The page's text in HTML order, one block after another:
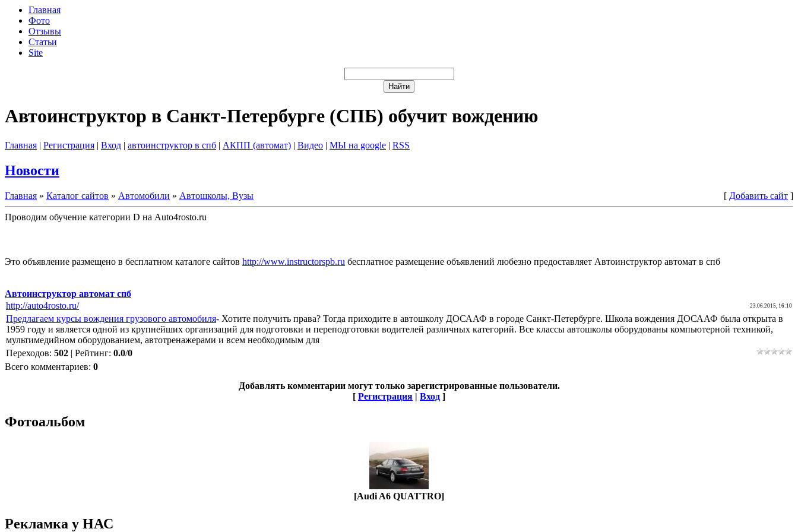
Главная
Фото
Отзывы
Статьи
Site
Автоинструктор в Санкт-Петербурге (СПБ) обучит вождению
Главная | Регистрация | Вход | автоинструктор в спб | АКПП (автомат) | Видео | МЫ на google | RSS
Новости
Главная » Каталог сайтов » Автомобили » Автошколы, Вузы [ Добавить сайт ]
Проводим обучение категории D на Auto4rosto.ru
Это объявление размещено в бесплатном каталоге сайтов http://www.instructorspb.ru бесплатное размещение объявлений любезно предоставляет Автоинструктор автомат в спб
Автоинструктор автомат спб
http://auto4rosto.ru/
23.06.2015, 16:10
Предлагаем курсы вождения грузового автомобиля- Хотите получить права? Тогда приходите в автошколу ДОСААФ в городе Санкт-Петербурге. Школа вождения ДОСААФ была открыта в
1959 году и является одной из крупнейших организаций для подготовки и переподготовки водителей различных категорий. Все классы автошколы оборудованы компьютерной техникой,
мультимедийном оборудованием, автотренажерами и всем необходимым для
Переходов: 502 | Рейтинг: 0.0/0
Всего комментариев: 0
Добавлять комментарии могут только зарегистрированные пользователи.
[ Регистрация | Вход ]
Фотоальбом
[Audi A6 QUATTRO]
Рекламка у НАС